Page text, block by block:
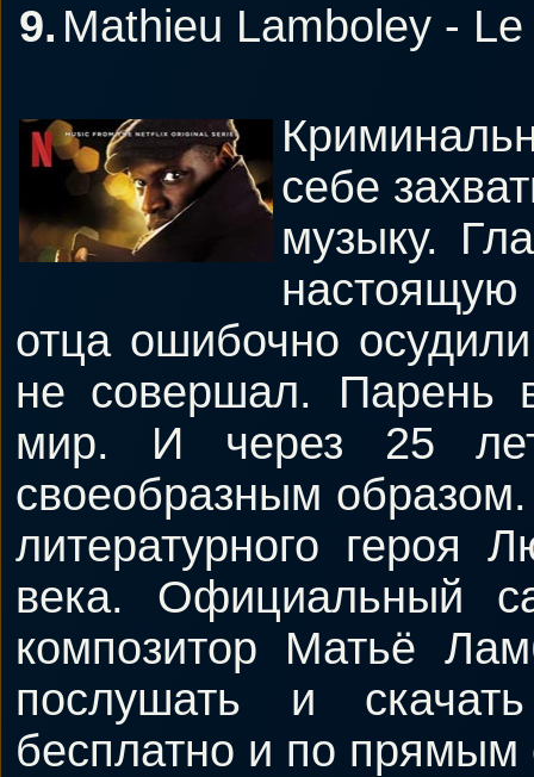
9. Mathieu Lamboley -
себе
музыку.
отца ошибочно
не совершал. Парень
мир. И через 25
своеобразным
литературного героя
века. Официальный
композитор Матьё
послушать и
бесплатно и по прямым